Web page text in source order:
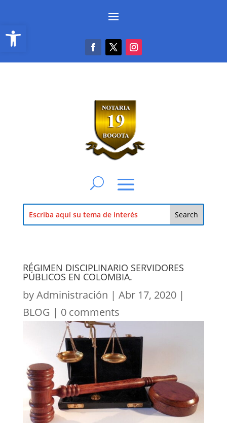
Abrir barra de herramientas
RÉGIMEN DISCIPLINARIO SERVIDORES
PÚBLICOS EN COLOMBIA.
byAdministración | Abr 17, 2020|
BLOG | 0 comments